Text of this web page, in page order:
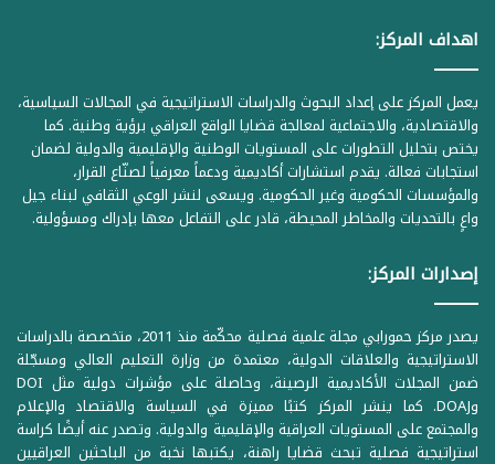
اهداف المركز:
يعمل المركز على إعداد البحوث والدراسات الاستراتيجية في المجالات السياسية،
والاقتصادية، والاجتماعية لمعالجة قضايا الواقع العراقي برؤية وطنية. كما
يختص بتحليل التطورات على المستويات الوطنية والإقليمية والدولية لضمان
استجابات فعالة. يقدم استشارات أكاديمية ودعماً معرفياً لصنّاع القرار،
والمؤسسات الحكومية وغير الحكومية. ويسعى لنشر الوعي الثقافي لبناء جيل
واعٍ بالتحديات والمخاطر المحيطة، قادر على التفاعل معها بإدراك ومسؤولية.
إصدارات المركز:
يصدر مركز حمورابي مجلة علمية فصلية محكّمة منذ 2011، متخصصة بالدراسات
الاستراتيجية والعلاقات الدولية، معتمدة من وزارة التعليم العالي ومسجّلة
ضمن المجلات الأكاديمية الرصينة، وحاصلة على مؤشرات دولية مثل DOI
وDOAJ. كما ينشر المركز كتبًا مميزة في السياسة والاقتصاد والإعلام
والمجتمع على المستويات العراقية والإقليمية والدولية. وتصدر عنه أيضًا كراسة
استراتيجية فصلية تبحث قضايا راهنة، يكتبها نخبة من الباحثين العراقيين